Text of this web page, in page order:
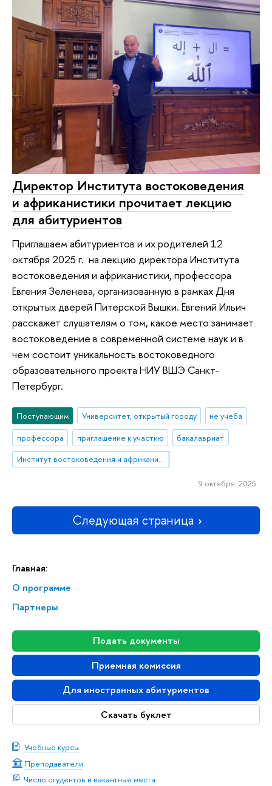
Главная:
О программе
Партнеры
Подать документы
Приемная комиссия
Для иностранных абитуриентов
Скачать буклет
Учебные курсы
Преподаватели
Число студентов и вакантные места
Директор Института востоковедения
и африканистики прочитает лекцию
для абитуриентов
Приглашаем абитуриентов и их родителей 12
октября 2025 г. на лекцию директора Института
востоковедения и африканистики, профессора
Евгения Зеленева, организованную в рамках Дня
открытых дверей Питерской Вышки. Евгений Ильич
расскажет слушателям о том, какое место занимает
востоковедение в современной системе наук и в
чем состоит уникальность востоковедного
образовательного проекта НИУ ВШЭ Санкт-
Петербург.
Поступающим Университет, открытый городу
не учеба
профессора
приглашение к участию
бакалавриат
Институт востоковедения и африканистики
9 октября 2025
Следующая страница